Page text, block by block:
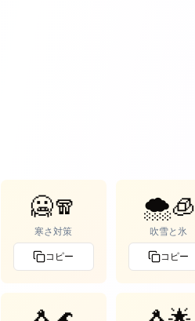
🥶🧣
寒さ対策
コピー
🌨️🧊
吹雪と氷
コピー